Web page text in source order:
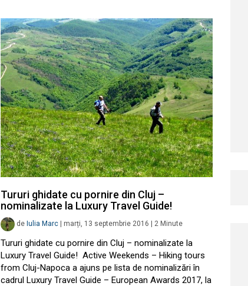
Tururi ghidate cu pornire din Cluj –
nominalizate la Luxury Travel Guide!
de Iulia Marc marți, 13 septembrie 2016 2 Minute
Tururi ghidate cu pornire din Cluj – nominalizate la
Luxury Travel Guide! Active Weekends – Hiking tours
from Cluj-Napoca a ajuns pe lista de nominalizări în
cadrul Luxury Travel Guide – European Awards 2017, la